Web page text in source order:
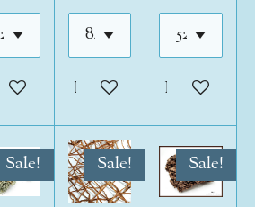
WarenkorbIn den Warenkorb
In den
Sale! Sale! Sale!